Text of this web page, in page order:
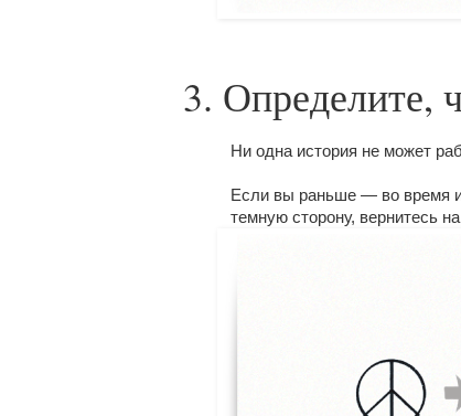
3. Определите,
Ни одна история не может
Если вы раньше — во время
темную сторону, вернитесь